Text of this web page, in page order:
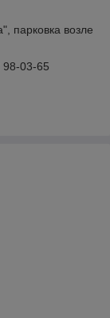
парковка возле
98-03-65